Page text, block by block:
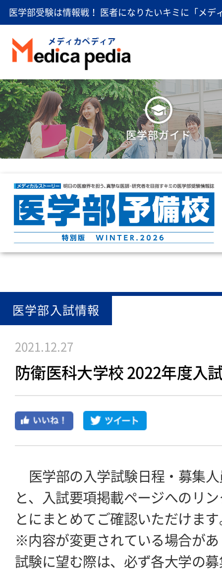
医学部受験は情報戦！ 医者になりたいキミに「メデ
医学部ガイド
医学部入試情報
2021.12.27
防衛医科大学校 2022年度入
医学部の入学試験日程・募集
と、入試要項掲載ページへのリ
とにまとめてご確認いただけます
※内容が変更されている場合があ
試験に望む際は、必ず各大学の